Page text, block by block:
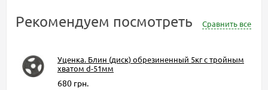
Рекомендуем посмотреть Сравнить все
Уценка. Блин (диск) обрезиненный 5кг с тройным
хватом d-51мм
680 грн.